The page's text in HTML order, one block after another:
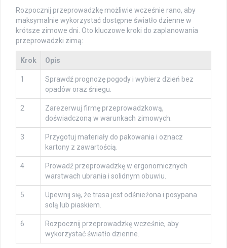
Rozpocznij przeprowadzkę możliwie wcześnie rano, aby
maksymalnie wykorzystać dostępne światło dzienne w
krótsze zimowe dni. Oto kluczowe kroki do zaplanowania
przeprowadzki zimą:
Krok Opis
1
Sprawdź prognozę pogody i wybierz dzień bez
opadów oraz śniegu.
2
Zarezerwuj firmę przeprowadzkową,
doświadczoną w warunkach zimowych.
3
Przygotuj materiały do pakowania i oznacz
kartony z zawartością.
4
Prowadź przeprowadzkę w ergonomicznych
warstwach ubrania i solidnym obuwiu.
5
Upewnij się, że trasa jest odśnieżona i posypana
solą lub piaskiem.
6
Rozpocznij przeprowadzkę wcześnie, aby
wykorzystać światło dzienne.